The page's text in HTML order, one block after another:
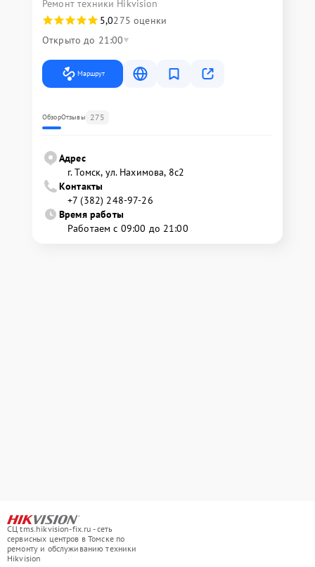
Ремонт техники Hikvision
5,0275 оценки
Открыто до 21:00
Маршрут
ОбзорОтзывы 275
Адрес
г. Томск, ул. Нахимова, 8с2
Контакты
+7 (382) 248-97-26
Время работы
Работаем с 09:00 до 21:00
СЦ tms.hikvision-fix.ru - сеть
сервисных центров в Томске по
ремонту и обслуживанию техники
Hikvision